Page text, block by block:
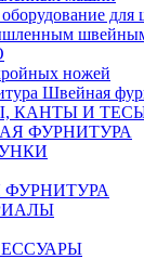
для
ножей
Швейная
КАНТЫ И
ФУРНИТУРА